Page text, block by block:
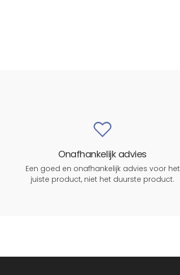
Onafhankelijk advies
Een goed en onafhankelijk advies voor het
juiste product, niet het duurste product.